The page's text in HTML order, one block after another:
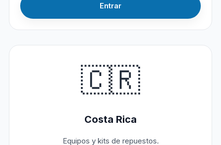
Entrar
🇨🇷
Costa Rica
Equipos y kits de repuestos.